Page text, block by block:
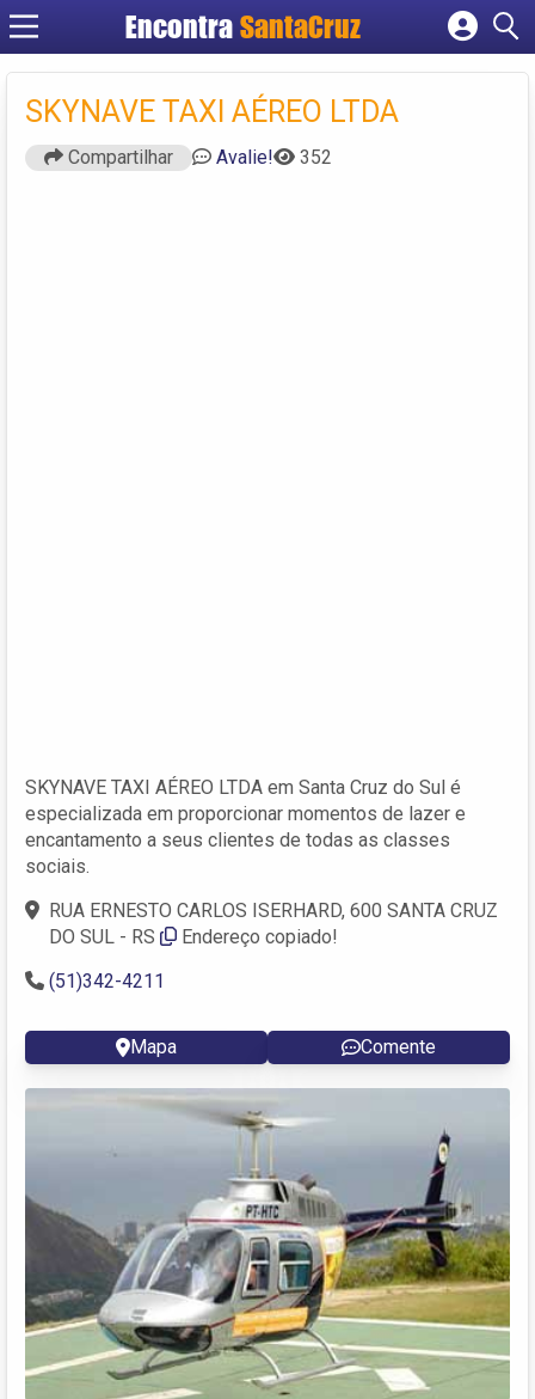
Encontra
Cadastrar empresa
Fazer login
Criar conta
SKYNAVE TAXI AÉREO LTDA
Compartilhar Avalie! 352
SKYNAVE TAXI AÉREO LTDA em Santa Cruz do Sul é
especializada em proporcionar momentos de lazer e
encantamento a seus clientes de todas as classes
sociais.
RUA ERNESTO CARLOS ISERHARD, 600 SANTA CRUZ
DO SUL - RS
Endereço copiado!
(51)342-4211
Mapa Comente